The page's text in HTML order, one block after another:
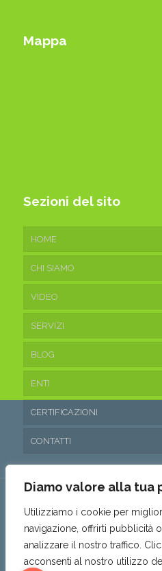
Diamo valore alla tua
Utilizziamo i cookie per
navigazione, offrirti pubblicità
analizzare il nostro traffico.
acconsenti al nostro utilizzo
Mappa
Sezioni del sito
HOME
CHI SIAMO
VIDEO
SERVIZI
BLOG
ENTI
CERTIFICAZIONI
CONTATTI
© 2016 Ecoteam Srl. • P.IVA